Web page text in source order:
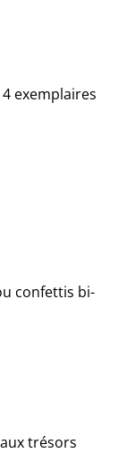
exemplaires
confettis bi-
trésors